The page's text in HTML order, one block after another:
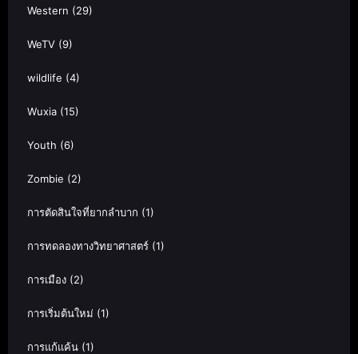
Western (29)
WeTV (9)
wildlife (4)
Wuxia (15)
Youth (6)
Zombie (2)
การตัดสินใจที่ยากลำบาก (1)
การทดลองทางวิทยาศาสตร์ (1)
การเมือง (2)
การเริ่มต้นใหม่ (1)
การแก้แค้น (1)